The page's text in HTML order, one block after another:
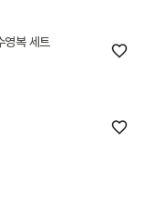
영복 세트